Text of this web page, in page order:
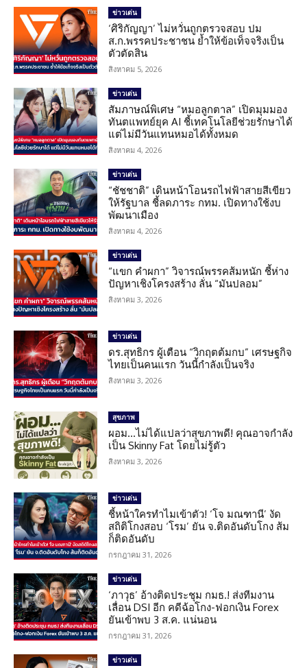
ข่าวเด่น
‘ศิริกัญญา’ ไม่หวั่นถูกตรวจสอบ ปม
ส.ก.พรรคประชาชน ย้ำให้ข้อเท็จจริงเป็น
ตัวตัดสิน
สิงหาคม 5, 2026
ข่าวเด่น
สัมภาษณ์พิเศษ “หมอลูกตาล” เปิดมุมมอง
ทันตแพทย์ยุค AI ชี้เทคโนโลยีช่วยรักษาได้
แต่ไม่มีวันแทนหมอได้ทั้งหมด
สิงหาคม 4, 2026
ข่าวเด่น
“ชัชชาติ” เดินหน้าโอนรถไฟฟ้าสายสีเขียว
ให้รัฐบาล ชี้ลดภาระ กทม. เปิดทางใช้งบ
พัฒนาเมือง
สิงหาคม 4, 2026
ข่าวเด่น
“แขก คำผกา” วิจารณ์พรรคส้มหนัก ชี้ห่าง
ปัญหาเชิงโครงสร้าง ลั่น “มันปลอม”
สิงหาคม 3, 2026
ข่าวเด่น
ดร.สุทธิกร ผู้เตือน “วิกฤตต้มกบ” เศรษฐกิจ
ไทยเป็นคนแรก วันนี้กำลังเป็นจริง
สิงหาคม 3, 2026
สุขภาพ
ผอม…ไม่ได้แปลว่าสุขภาพดี! คุณอาจกำลัง
เป็น Skinny Fat โดยไม่รู้ตัว
สิงหาคม 3, 2026
ข่าวเด่น
ชี้หน้าใครทำไมเข้าตัว! ‘โจ มณฑานี’ งัด
สถิติโกงสอบ ‘โรม’ ยัน จ.ติดอันดับโกง ส้ม
ก็ติดอันดับ
กรกฎาคม 31, 2026
ข่าวเด่น
‘ภาวุธ’ อ้างติดประชุม กมธ.! ส่งทีมงาน
เลื่อน DSI อีก คดีฉ้อโกง-ฟอกเงิน Forex
ยันเข้าพบ 3 ส.ค. แน่นอน
กรกฎาคม 31, 2026
ข่าวเด่น